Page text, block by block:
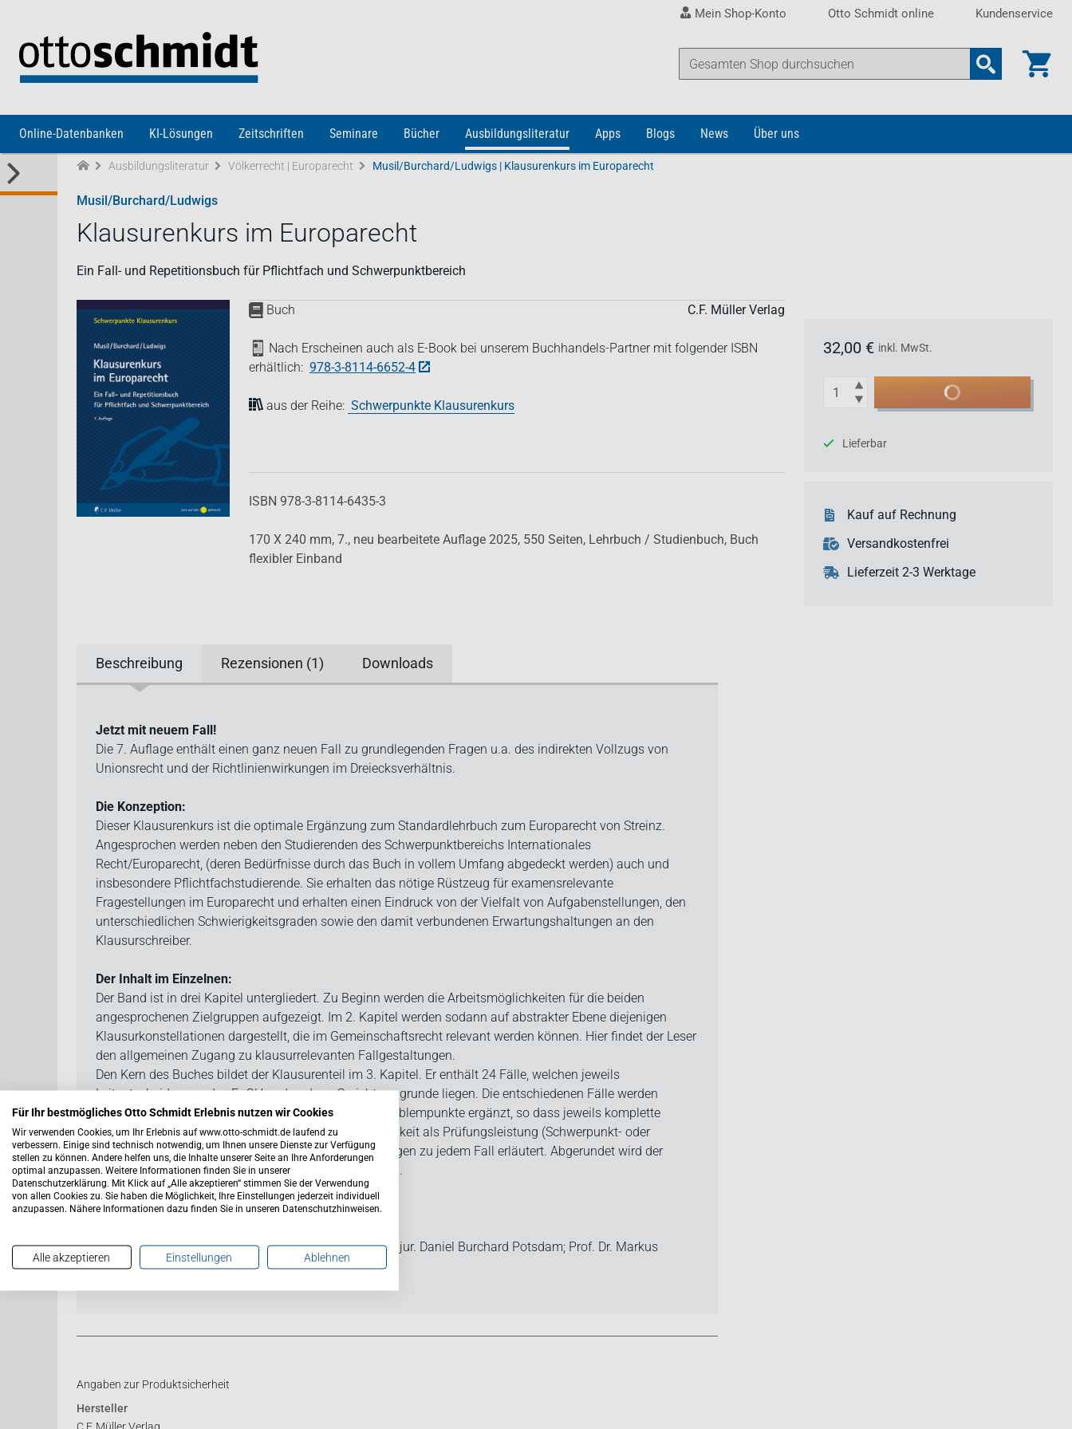
Mein Shop-Konto Otto Schmidt online Kundenservice
Online-Datenbanken KI-Lösungen Zeitschriften Seminare Bücher Ausbildungsliteratur Apps Blogs News Über uns
Ausbildungsliteratur Völkerrecht | Europarecht Musil/Burchard/Ludwigs | Klausurenkurs im Europarecht
Musil/Burchard/Ludwigs
Klausurenkurs im Europarecht
Ein Fall- und Repetitionsbuch für Pflichtfach und Schwerpunktbereich
Buch C.F. Müller Verlag
Nach Erscheinen auch als E-Book bei unserem Buchhandels-Partner mit folgender ISBN
erhältlich: 978-3-8114-6652-4
aus der Reihe: Schwerpunkte Klausurenkurs
ISBN 978-3-8114-6435-3
170 X 240 mm, 7., neu bearbeitete Auflage 2025, 550 Seiten, Lehrbuch / Studienbuch, Buch
flexibler Einband
32,00 € inkl. MwSt.
Anzahl In den Warenkorb
Lieferbar
Kauf auf Rechnung
Versandkostenfrei
Lieferzeit 2-3 Werktage
Beschreibung Rezensionen (1) Downloads
Beschreibung
Jetzt mit neuem Fall!
Die 7. Auflage enthält einen ganz neuen Fall zu grundlegenden Fragen u.a. des indirekten Vollzugs von
Unionsrecht und der Richtlinienwirkungen im Dreiecksverhältnis.
Die Konzeption:
Dieser Klausurenkurs ist die optimale Ergänzung zum Standardlehrbuch zum Europarecht von Streinz.
Angesprochen werden neben den Studierenden des Schwerpunktbereichs Internationales
Recht/Europarecht, (deren Bedürfnisse durch das Buch in vollem Umfang abgedeckt werden) auch und
insbesondere Pflichtfachstudierende. Sie erhalten das nötige Rüstzeug für examensrelevante
Fragestellungen im Europarecht und erhalten einen Eindruck von der Vielfalt von Aufgabenstellungen, den
unterschiedlichen Schwierigkeitsgraden sowie den damit verbundenen Erwartungshaltungen an den
Klausurschreiber.
Der Inhalt im Einzelnen:
Der Band ist in drei Kapitel untergliedert. Zu Beginn werden die Arbeitsmöglichkeiten für die beiden
angesprochenen Zielgruppen aufgezeigt. Im 2. Kapitel werden sodann auf abstrakter Ebene diejenigen
Klausurkonstellationen dargestellt, die im Gemeinschaftsrecht relevant werden können. Hier findet der Leser
den allgemeinen Zugang zu klausurrelevanten Fallgestaltungen.
Den Kern des Buches bildet der Klausurenteil im 3. Kapitel. Er enthält 24 Fälle, welchen jeweils
Leitentscheidungen des EuGH und anderer Gerichte zugrunde liegen. Die entschiedenen Fälle werden
klausurtechnisch aufbereitet und um angrenzende Problempunkte ergänzt, so dass jeweils komplette
Klausuraufgaben entstehen. Die Verwendungsmöglichkeit als Prüfungsleistung (Schwerpunkt- oder
Pflichtfachklausur) wird im Rahmen der Vorüberlegungen zu jedem Fall erläutert. Abgerundet wird der
Klausurenteil durch entsprechende Prüfungsschemata.
Autoren
Von (Verfasser) Prof. Dr. Andreas Musil Potsdam; Ass. jur. Daniel Burchard Potsdam; Prof. Dr. Markus
Ludwigs Würzburg
Sowohl die Auswahl der Fälle als auch die Lösungen überzeugen. ... Der Klausurenkurs ermöglicht in
vorbildlicher Weise die Anwendung des aus dem Lehrbuch bekannten Stoffes auf die Falllösung. ...
Insgesamt besticht der Klausurenkurs durch eine sinnvolle Abgrenzung zum Lehrbuch.
Inhaltsverzeichnis
Vorwort
Register
Angaben zur Produktsicherheit
Hersteller
Für Ihr bestmögliches Otto Schmidt Erlebnis nutzen wir Cookies
Wir verwenden Cookies, um Ihr Erlebnis auf www.otto-schmidt.de laufend zu
verbessern. Einige sind technisch notwendig, um Ihnen unsere Dienste zur Verfügung
stellen zu können. Andere helfen uns, die Inhalte unserer Seite an Ihre Anforderungen
optimal anzupassen. Weitere Informationen finden Sie in unserer
Datenschutzerklärung. Mit Klick auf „Alle akzeptieren“ stimmen Sie der Verwendung
von allen Cookies zu. Sie haben die Möglichkeit, Ihre Einstellungen jederzeit individuell
anzupassen. Nähere Informationen dazu finden Sie in unseren Datenschutzhinweisen.
Alle akzeptieren Einstellungen Ablehnen